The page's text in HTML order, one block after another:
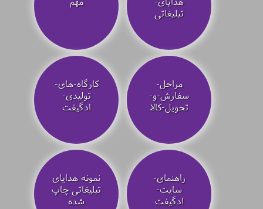
تبلیغاتی
مراحل-
سفارش-و-
تحویل-کالا
کارگاه-های-
تولیدی-
ادگیفت
راهنمای-
سایت-
ادگیفت
نمونه هدایای
تبلیغاتی چاپ
شده